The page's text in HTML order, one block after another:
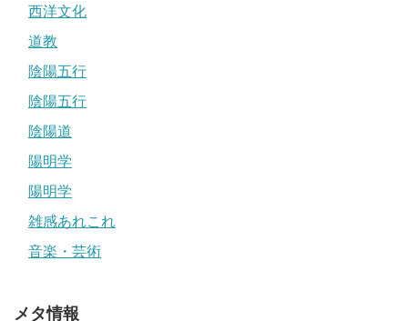
西洋文化
道教
陰陽五行
陰陽五行
陰陽道
陽明学
陽明学
雑感あれこれ
音楽・芸術
メタ情報